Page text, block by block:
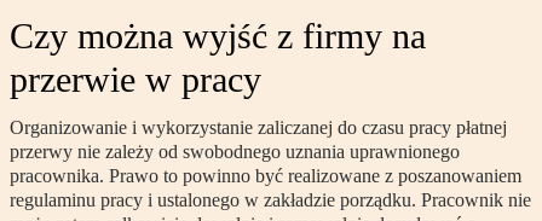
Czy można wyjść z firmy na
przerwie w pracy
Organizowanie i wykorzystanie zaliczanej do czasu pracy płatnej
przerwy nie zależy od swobodnego uznania uprawnionego
pracownika. Prawo to powinno być realizowane z poszanowaniem
regulaminu pracy i ustalonego w zakładzie porządku. Pracownik nie